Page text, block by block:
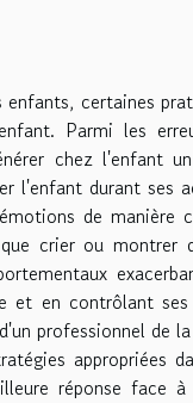
certaines
Parmi les
chez l'enfant
l'enfant durant ses
de manière
crier ou
en contrôlant
professionnel de
appropriées
réponse face